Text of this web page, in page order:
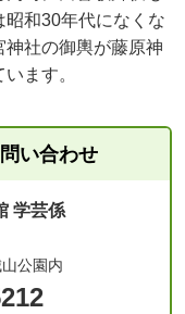
和30年代になくな
神社の御輿が藤原神
ます。
い合わせ
学芸係
公園内